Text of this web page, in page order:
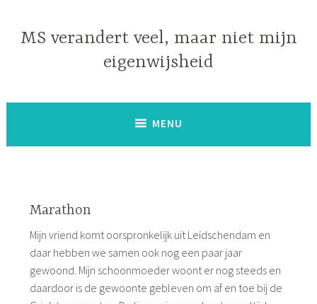
inhoud
MS verandert veel, maar niet mijn
eigenwijsheid
MENU
Marathon
Mijn vriend komt oorspronkelijk uit Leidschendam en
daar hebben we samen ook nog een paar jaar
gewoond. Mijn schoonmoeder woont er nog steeds en
daardoor is de gewoonte gebleven om af en toe bij de